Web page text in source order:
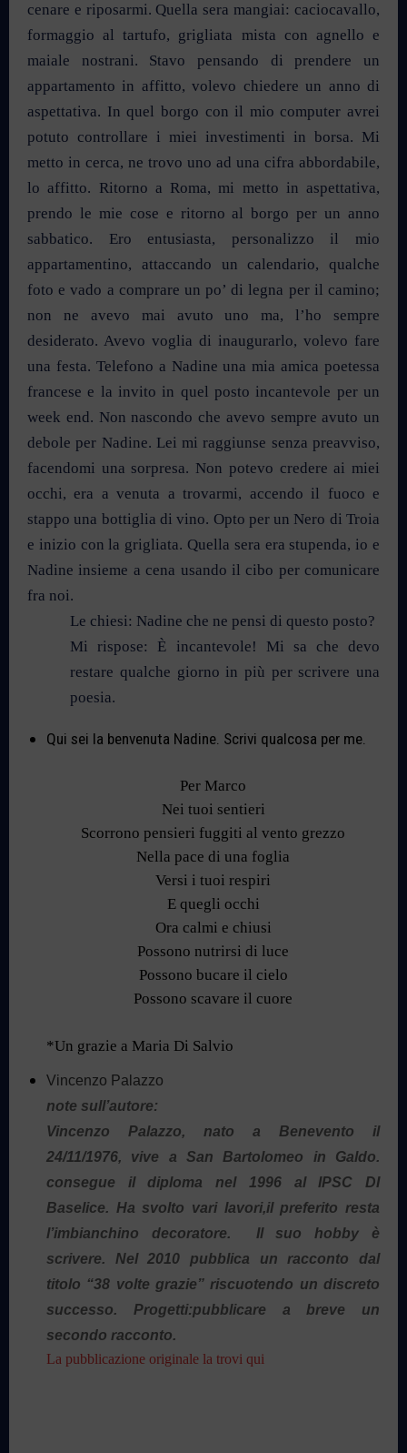
cenare e riposarmi. Quella sera mangiai: caciocavallo,
formaggio al tartufo, grigliata mista con agnello e
maiale nostrani. Stavo pensando di prendere un
appartamento in affitto, volevo chiedere un anno di
aspettativa. In quel borgo con il mio computer avrei
potuto controllare i miei investimenti in borsa. Mi
metto in cerca, ne trovo uno ad una cifra abbordabile,
lo affitto. Ritorno a Roma, mi metto in aspettativa,
prendo le mie cose e ritorno al borgo per un anno
sabbatico. Ero entusiasta, personalizzo il mio
appartamentino, attaccando un calendario, qualche
foto e vado a comprare un po’ di legna per il camino;
non ne avevo mai avuto uno ma, l’ho sempre
desiderato. Avevo voglia di inaugurarlo, volevo fare
una festa. Telefono a Nadine una mia amica poetessa
francese e la invito in quel posto incantevole per un
week end. Non nascondo che avevo sempre avuto un
debole per Nadine. Lei mi raggiunse senza preavviso,
facendomi una sorpresa. Non potevo credere ai miei
occhi, era a venuta a trovarmi, accendo il fuoco e
stappo una bottiglia di vino. Opto per un Nero di Troia
e inizio con la grigliata. Quella sera era stupenda, io e
Nadine insieme a cena usando il cibo per comunicare
fra noi.
Le chiesi: Nadine che ne pensi di questo posto?
Mi rispose: È incantevole! Mi sa che devo
restare qualche giorno in più per scrivere una
poesia.
Qui sei la benvenuta Nadine. Scrivi qualcosa per me.
Per Marco
Nei tuoi sentieri
Scorrono pensieri fuggiti al vento grezzo
Nella pace di una foglia
Versi i tuoi respiri
E quegli occhi
Ora calmi e chiusi
Possono nutrirsi di luce
Possono bucare il cielo
Possono scavare il cuore
*Un grazie a Maria Di Salvio
Vincenzo Palazzo
note sull’autore:
Vincenzo Palazzo, nato a Benevento il
24/11/1976, vive a San Bartolomeo in Galdo.
consegue il diploma nel 1996 al IPSC DI
Baselice. Ha svolto vari lavori,il preferito resta
l’imbianchino decoratore. Il suo hobby è
scrivere. Nel 2010 pubblica un racconto dal
titolo “38 volte grazie” riscuotendo un discreto
successo. Progetti:pubblicare a breve un
secondo racconto.
La pubblicazione originale la trovi qui